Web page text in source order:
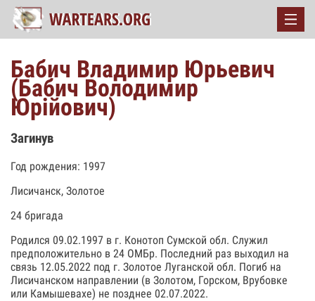
Бабич Владимир Юрьевич
(Бабич Володимир
Юрійович)
Загинув
Год рождения: 1997
Лисичанск, Золотое
24 бригада
Родился 09.02.1997 в г. Конотоп Сумской обл. Служил
предположительно в 24 ОМБр. Последний раз выходил на
связь 12.05.2022 под г. Золотое Луганской обл. Погиб на
Лисичанском направлении (в Золотом, Горском, Врубовке
или Камышевахе) не позднее 02.07.2022.